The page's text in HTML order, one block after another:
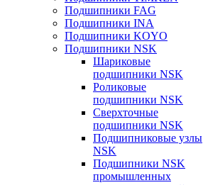
Подшипники FAG
Подшипники INA
Подшипники KOYO
Подшипники NSK
Шариковые
подшипники NSK
Роликовые
подшипники NSK
Сверхточные
подшипники NSK
Подшипниковые узлы
NSK
Подшипники NSK
промышленных